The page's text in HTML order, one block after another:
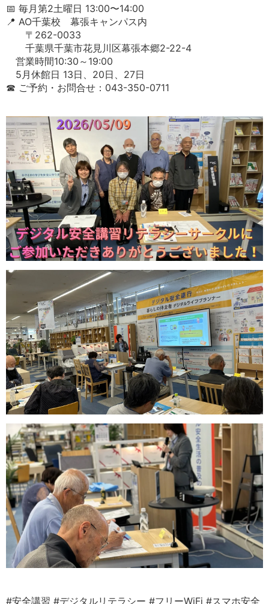
📅 毎月第2土曜日 13:00〜14:00
📍 AO千葉校 幕張キャンパス内
〒262-0033
千葉県千葉市花見川区幕張本郷2-22-4
営業時間10:30～19:00
5月休館日 13日、20日、27日
☎ ご予約・お問合せ：043-350-0711
#安全講習 #デジタルリテラシー #フリーWiFi #スマホ安全